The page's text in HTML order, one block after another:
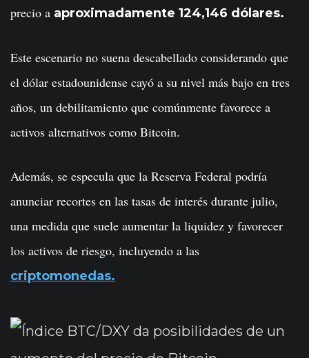
precio a aproximadamente 124,146 dólares.
Este escenario no suena descabellado considerando que
el dólar estadounidense cayó a su nivel más bajo en tres
años, un debilitamiento que comúnmente favorece a
activos alternativos como Bitcoin.
Además, se especula que la Reserva Federal podría
anunciar recortes en las tasas de interés durante julio,
una medida que suele aumentar la liquidez y favorecer
los activos de riesgo, incluyendo a las
criptomonedas.